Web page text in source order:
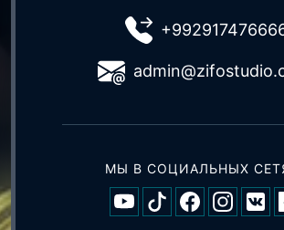
МЫ В СОЦИАЛЬНЫХ